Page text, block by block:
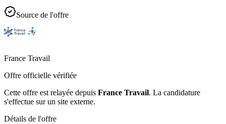
Source de l'offre
France Travail
Offre officielle vérifiée
Cette offre est relayée depuis France Travail. La candidature
s'effectue sur un site externe.
Détails de l'offre